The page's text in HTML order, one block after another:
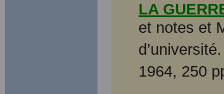
LA
et notes et
1964, 250